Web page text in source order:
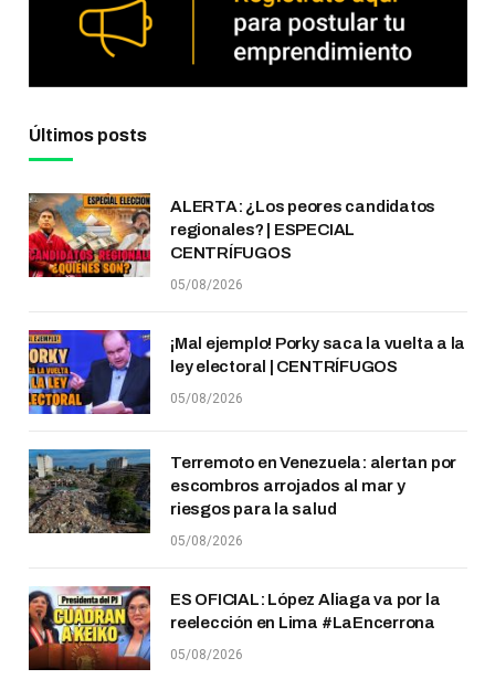
Últimos posts
ALERTA: ¿Los peores candidatos
regionales? | ESPECIAL
CENTRÍFUGOS
05/08/2026
¡Mal ejemplo! Porky saca la vuelta a la
ley electoral | CENTRÍFUGOS
05/08/2026
Terremoto en Venezuela: alertan por
escombros arrojados al mar y
riesgos para la salud
05/08/2026
ES OFICIAL: López Aliaga va por la
reelección en Lima #LaEncerrona
05/08/2026